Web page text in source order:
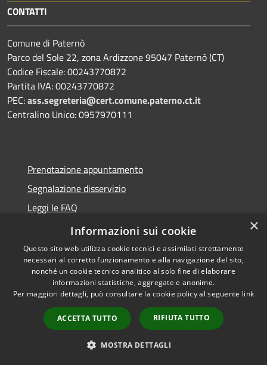
CONTATTI
Comune di Paternò
Parco del Sole 22, zona Ardizzone 95047 Paternò (CT)
Codice Fiscale: 00243770872
Partita IVA: 00243770872
PEC:ass.segreteria@cert.comune.paterno.ct.it
Centralino Unico: 0957970111
Prenotazione appuntamento
Segnalazione disservizio
Leggi le FAQ
Richiesta assistenza
Amministrazione trasparente
Note legali
Dichiarazione di accessibilità
×
Informazioni sui cookie
Questo sito web utilizza cookie tecnici e assimilati strettamente
necessari al corretto funzionamento e alla navigazione del sito,
nonché un cookie tecnico analitico al solo fine di elaborare
informazioni statistiche, aggregate e anonime.
Per maggiori dettagli, può consultare la cookie policy al seguente link
ACCETTA TUTTO RIFIUTA TUTTO
MOSTRA DETTAGLI